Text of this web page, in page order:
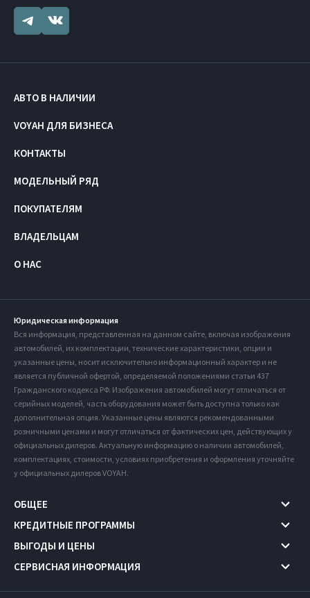
АВТО В НАЛИЧИИ
VOYAH ДЛЯ БИЗНЕСА
КОНТАКТЫ
МОДЕЛЬНЫЙ РЯД
ПОКУПАТЕЛЯМ
ВЛАДЕЛЬЦАМ
О НАС
Юридическая информация
Вся информация, представленная на данном сайте, включая изображения
автомобилей, их комплектации, технические характеристики, опции и
указанные цены, носит исключительно информационный характер и не
является публичной офертой, определяемой положениями статьи 437
Гражданского кодекса РФ. Изображения автомобилей могут отличаться от
серийных моделей, часть оборудования может быть доступна только как
дополнительная опция. Указанные цены являются рекомендованными
розничными ценами и могут отличаться от фактических цен, действующих у
официальных дилеров. Актуальную информацию о наличии автомобилей,
комплектациях, стоимости, условиях приобретения и оформления уточняйте
у официальных дилеров VOYAH.
ОБЩЕЕ
КРЕДИТНЫЕ ПРОГРАММЫ
ВЫГОДЫ И ЦЕНЫ
СЕРВИСНАЯ ИНФОРМАЦИЯ